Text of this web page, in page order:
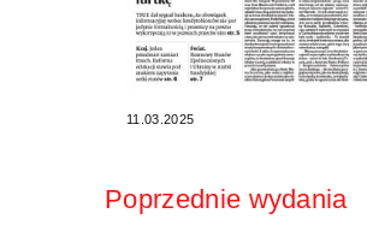
11.03.2025
Poprzednie wydania